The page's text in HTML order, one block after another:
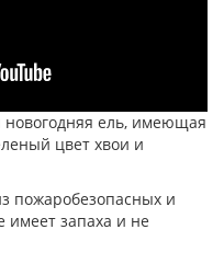
новогодняя ель, имеющая
цвет хвои и
пожаробезопасных и
имеет запаха и не